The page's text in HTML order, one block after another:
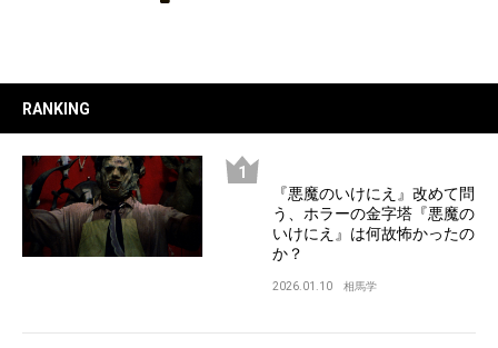
RANKING
『悪魔のいけにえ』改めて問
う、ホラーの金字塔『悪魔の
いけにえ』は何故怖かったの
か？
2026.01.10 相馬学